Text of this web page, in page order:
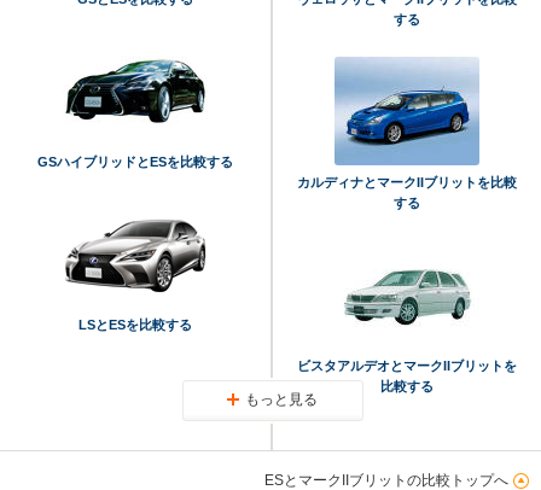
GSハイブリッドとESを比較する
LSとESを比較する
する
カルディナとマークIIブリットを比較
する
ビスタアルデオとマークIIブリットを
比較する
もっと見る
ESとマークIIブリットの比較トップへ